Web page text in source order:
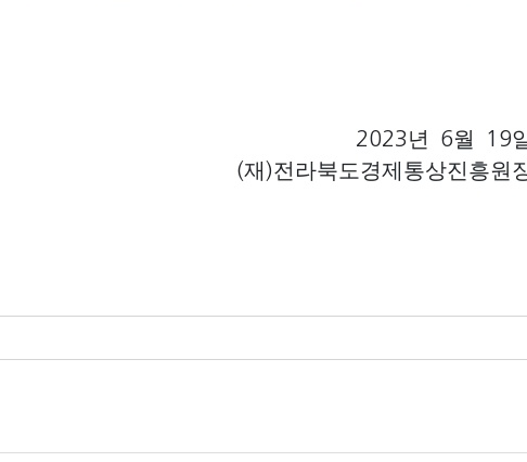
2023 년 6월 19
(재 )전라북도경제통상진흥원